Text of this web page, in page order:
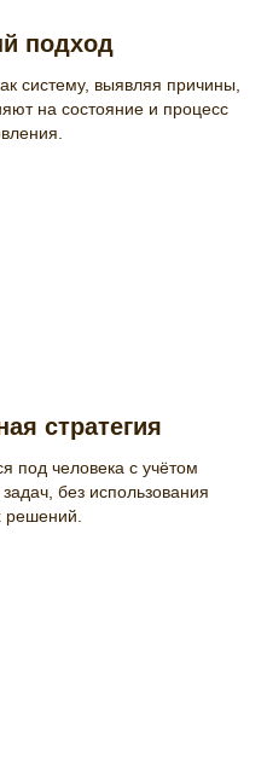
подход
систему, выявляя причины,
на состояние и процесс
стратегия
под человека с учётом
без использования
решений.